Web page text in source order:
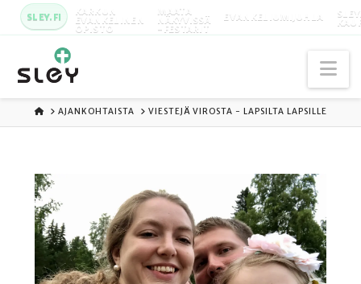
SLEY.FI KARKUN
EVANKELINEN
OPISTO
MAATA
NÄKYVISSÄ
-FESTARIT
EVANKELIUMIJUHLA
ETUSIVU
AJANKOHTAISTA VIESTEJÄ VIROSTA - LAPSILTA LAPSILLE